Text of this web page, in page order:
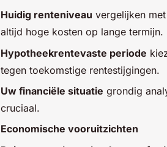
Huidig renteniveau vergelijken
altijd hoge kosten op lange termijn.
Hypotheekrentevaste periode
tegen toekomstige rentestijgingen.
Uw financiële situatie grondig
cruciaal.
Economische vooruitzichten